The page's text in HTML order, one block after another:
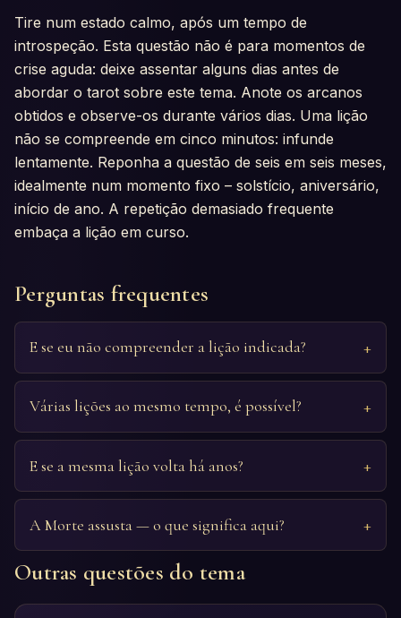
Tire num estado calmo, após um tempo de
introspeção. Esta questão não é para momentos de
crise aguda: deixe assentar alguns dias antes de
abordar o tarot sobre este tema. Anote os arcanos
obtidos e observe-os durante vários dias. Uma lição
não se compreende em cinco minutos: infunde
lentamente. Reponha a questão de seis em seis meses,
idealmente num momento fixo – solstício, aniversário,
início de ano. A repetição demasiado frequente
embaça a lição em curso.
Perguntas frequentes
E se eu não compreender a lição indicada?
Várias lições ao mesmo tempo, é possível?
E se a mesma lição volta há anos?
A Morte assusta — o que significa aqui?
Outras questões do tema